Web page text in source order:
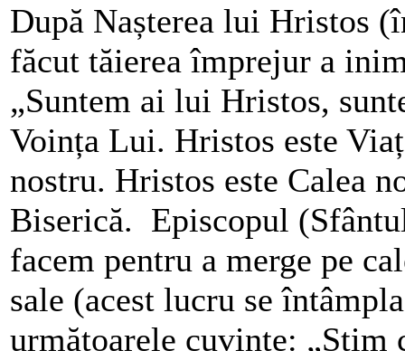
După Nașterea lui Hristos
făcut tăierea împrejur a
„Suntem ai lui Hristos,
Voința Lui. Hristos este
nostru. Hristos este Calea
Biserică. Episcopul
facem pentru a merge pe
sale (acest lucru se
următoarele cuvinte: „Știm